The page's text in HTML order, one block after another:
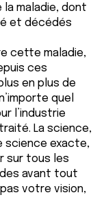
maladie, dont
et décédés
cette maladie,
ces
en plus de
quel
l’industrie
La science,
science exacte,
sur tous les
avant tout
votre vision,